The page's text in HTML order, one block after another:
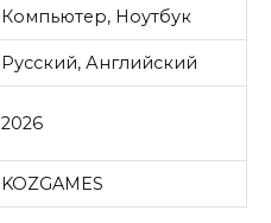
Компьютер, Ноутбук
Русский, Английский
2026
KOZGAMES